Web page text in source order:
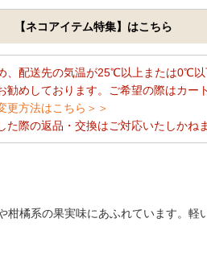
【ネコアイテム特集】はこちら
、配送先の気温が25℃以上または0℃
勧めしております。ご希望の際はカー
更方法はこちら＞＞
際の返品・交換はご対応いたしかねま
柑橘系の果実味にあふれています。軽